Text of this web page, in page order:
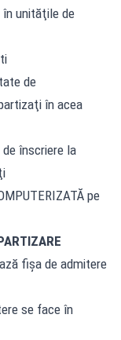
în unităţile de
de
în acea
de înscriere la
pe
fişa de admitere
se face în